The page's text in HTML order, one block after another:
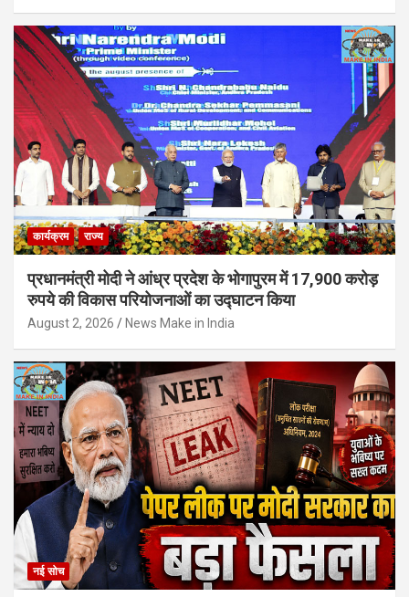
कार्यक्रम राज्य
प्रधानमंत्री मोदी ने आंध्र प्रदेश के भोगापुरम में 17,900 करोड़
रुपये की विकास परियोजनाओं का उद्घाटन किया
August 2, 2026 News Make in India
नई सोच